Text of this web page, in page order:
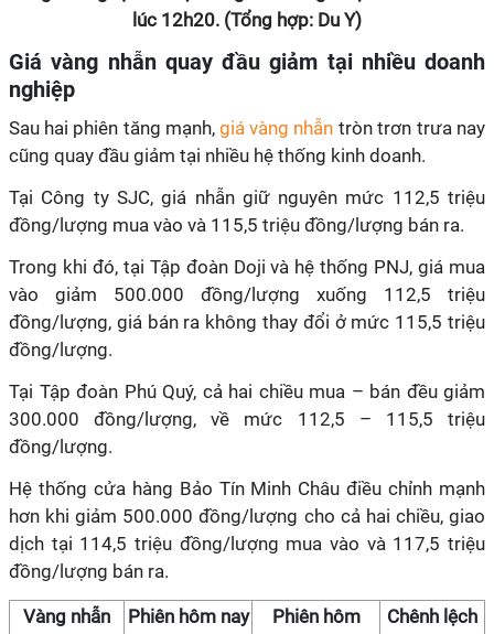
lúc 12h20. (Tổng hợp: Du Y)
Giá vàng nhẫn quay đầu giảm tại nhiều doanh
nghiệp
Sau hai phiên tăng mạnh, giá vàng nhẫn tròn trơn trưa nay
cũng quay đầu giảm tại nhiều hệ thống kinh doanh.
Tại Công ty SJC, giá nhẫn giữ nguyên mức 112,5 triệu
đồng/lượng mua vào và 115,5 triệu đồng/lượng bán ra.
Trong khi đó, tại Tập đoàn Doji và hệ thống PNJ, giá mua
vào giảm 500.000 đồng/lượng xuống 112,5 triệu
đồng/lượng, giá bán ra không thay đổi ở mức 115,5 triệu
đồng/lượng.
Tại Tập đoàn Phú Quý, cả hai chiều mua – bán đều giảm
300.000 đồng/lượng, về mức 112,5 – 115,5 triệu
đồng/lượng.
Hệ thống cửa hàng Bảo Tín Minh Châu điều chỉnh mạnh
hơn khi giảm 500.000 đồng/lượng cho cả hai chiều, giao
dịch tại 114,5 triệu đồng/lượng mua vào và 117,5 triệu
đồng/lượng bán ra.
Vàng nhẫn
Phiên hôm nay
Phiên hôm
Chênh lệch